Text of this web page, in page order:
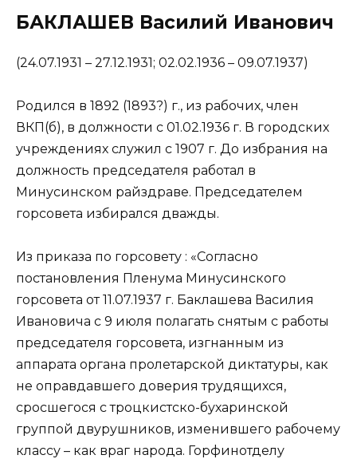
БАКЛАШЕВ Василий Иванович
(24.07.1931 – 27.12.1931; 02.02.1936 – 09.07.1937)
Родился в 1892 (1893?) г., из рабочих, член
ВКП(б), в должности с 01.02.1936 г. В городских
учреждениях служил с 1907 г. До избрания на
должность председателя работал в
Минусинском райздраве. Председателем
горсовета избирался дважды.
Из приказа по горсовету : «Согласно
постановления Пленума Минусинского
горсовета от 11.07.1937 г. Баклашева Василия
Ивановича с 9 июля полагать снятым с работы
председателя горсовета, изгнанным из
аппарата органа пролетарской диктатуры, как
не оправдавшего доверия трудящихся,
сросшегося с троцкистско-бухаринской
группой двурушников, изменившего рабочему
классу – как враг народа. Горфинотделу